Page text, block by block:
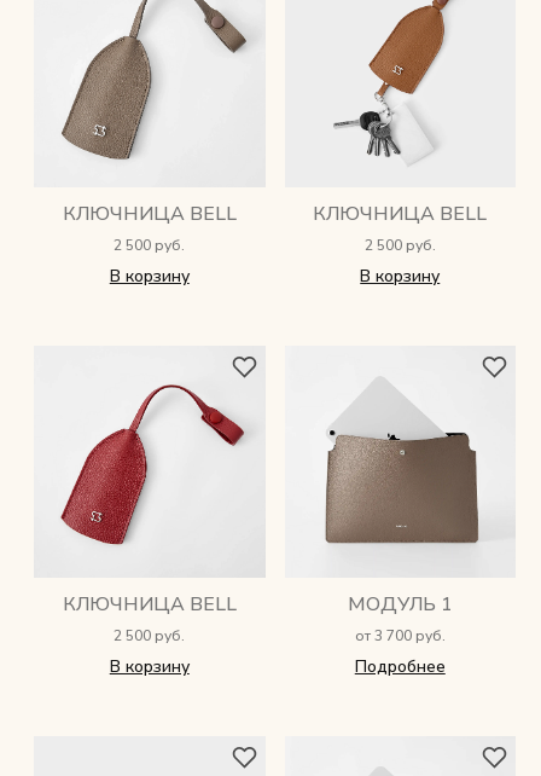
КЛЮЧНИЦА BELL
2 500 руб.
В корзину
КЛЮЧНИЦА BELL
2 500 руб.
В корзину
КЛЮЧНИЦА BELL
2 500 руб.
В корзину
МОДУЛЬ 1
от 3 700 руб.
Подробнее